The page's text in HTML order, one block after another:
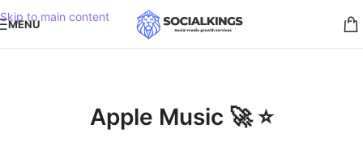
Skip to main content
MENU
Apple Music 🚀 ⭐️